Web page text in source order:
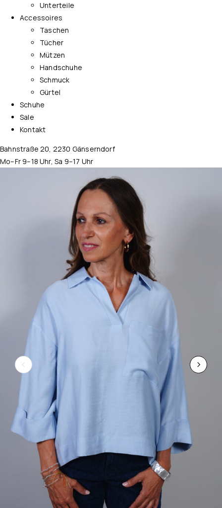
Unterteile
Accessoires
Taschen
Tücher
Mützen
Handschuhe
Schmuck
Gürtel
Schuhe
Sale
Kontakt
Bahnstraße 20, 2230 Gänserndorf
Mo–Fr 9–18 Uhr, Sa 9–17 Uhr